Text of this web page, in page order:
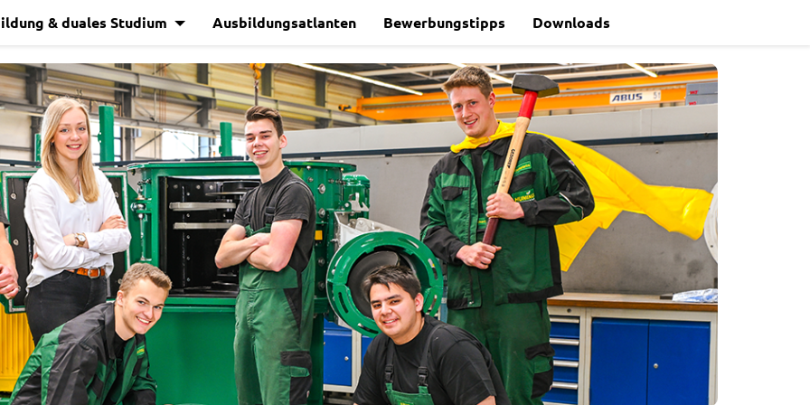
& duales Studium Ausbildungsatlanten Bewerbungstipps Downloads